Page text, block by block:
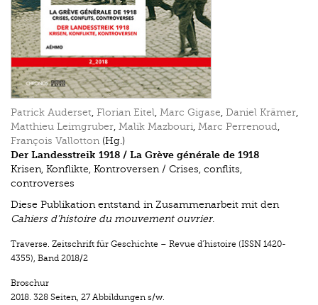
Patrick Auderset Florian Eitel Marc Gigase Daniel Krämer
Matthieu Leimgruber Malik Mazbouri Marc Perrenoud
François Vallotton (Hg.)
Der Landesstreik 1918 / La Grève générale de 1918
Krisen, Konflikte, Kontroversen / Crises, conflits,
controverses
Diese Publikation entstand in Zusammenarbeit mit den
Cahiers d'histoire du ­mouvement ouvrier.
Traverse. Zeitschrift für Geschichte – Revue d’histoire (ISSN 1420-
4355), Band 2018/2
Broschur
2018. 328 Seiten, 27 Abbildungen s/w.